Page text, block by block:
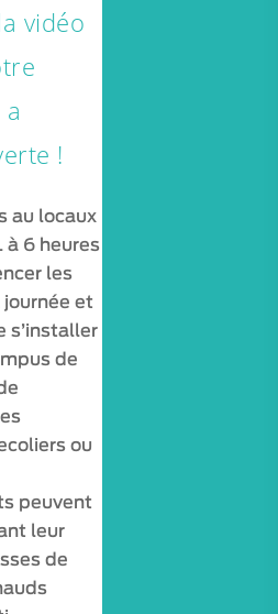
vidéo
!
au locaux
à 6 heures
les
et
s’installer
de
ou
peuvent
leur
de